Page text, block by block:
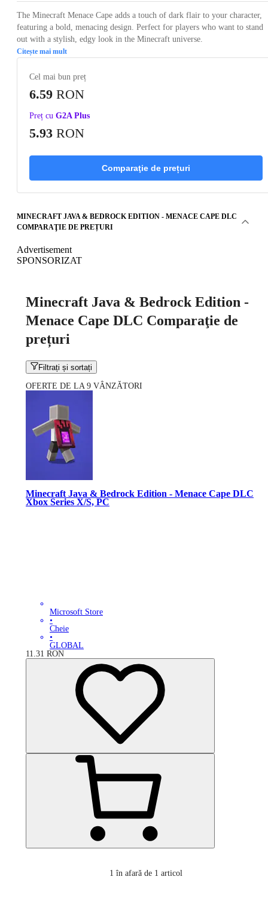
The Minecraft Menace Cape adds a touch of dark flair to your character,
featuring a bold, menacing design. Perfect for players who want to stand
out with a stylish, edgy look in the Minecraft universe.
Citește mai mult
Cel mai bun preț
6.59 RON
Preț cu G2A Plus
5.93 RON
Comparaţie de prețuri
MINECRAFT JAVA & BEDROCK EDITION - MENACE CAPE DLC
COMPARAŢIE DE PREȚURI
Advertisement
SPONSORIZAT
Minecraft Java & Bedrock Edition -
Menace Cape DLC Comparaţie de
prețuri
Filtrați și sortați
OFERTE DE LA 9 VÂNZĂTORI
Minecraft Java & Bedrock Edition - Menace Cape DLC
Xbox Series X/S, PC
Microsoft Store
•
Cheie
•
GLOBAL
11.31 RON
1 în afară de 1 articol